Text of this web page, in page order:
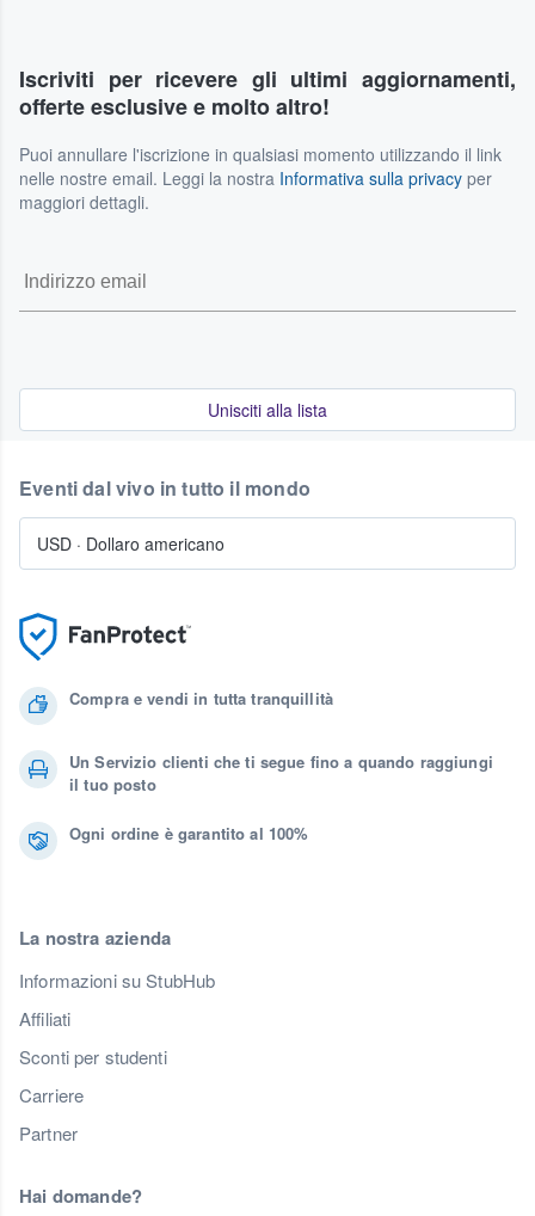
Iscriviti per ricevere gli ultimi aggiornamenti,
offerte esclusive e molto altro!
Puoi annullare l'iscrizione in qualsiasi momento utilizzando il link
nelle nostre email. Leggi la nostra Informativa sulla privacy per
maggiori dettagli.
Unisciti alla lista
Compra e vendi in tutta tranquillità
Un Servizio clienti che ti segue fino a quando raggiungi
il tuo posto
Ogni ordine è garantito al 100%
La nostra azienda
Informazioni su StubHub
Affiliati
Sconti per studenti
Carriere
Partner
Hai domande?
Eventi dal vivo in tutto il mondo
USD · Dollaro americano